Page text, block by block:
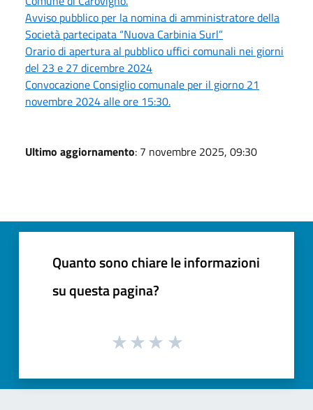
Avviso pubblico per la nomina di amministratore della
Società partecipata “Nuova Carbinia Surl”
Orario di apertura al pubblico uffici comunali nei giorni
del 23 e 27 dicembre 2024
Convocazione Consiglio comunale per il giorno 21
novembre 2024 alle ore 15:30.
Ultimo aggiornamento: 7 novembre 2025, 09:30
Quanto sono chiare le informazioni
su questa pagina?